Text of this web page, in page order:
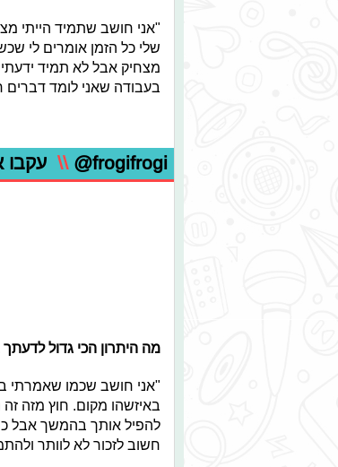
"אני חושב שתמיד הייתי
שלי כל הזמן אומרים לי
מצחיק אבל לא תמיד
בעבודה שאני לומד דברים
@frogifrogi
\\ עקבו
מה היתרון הכי גדול
"אני חושב שכמו שאמרתי
באיזשהו מקום. חוץ מזה
להפיל אותך בהמשך אבל
חשוב לזכור לא לוותר